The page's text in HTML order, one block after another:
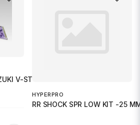
V-STROM
HYPERPRO
RR SHOCK SPR LOW KIT -25